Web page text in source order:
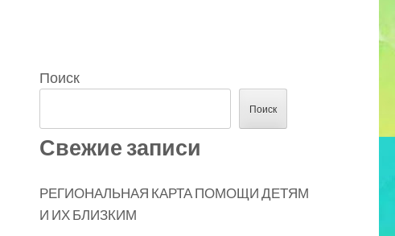
Поиск
Поиск
Свежие записи
РЕГИОНАЛЬНАЯ КАРТА ПОМОЩИ ДЕТЯМ
И ИХ БЛИЗКИМ